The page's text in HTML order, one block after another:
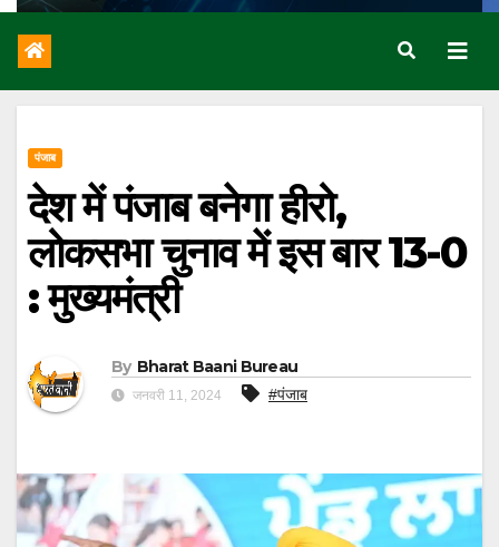
पंजाब
देश में पंजाब बनेगा हीरो,
लोकसभा चुनाव में इस बार 13-0
: मुख्यमंत्री
By Bharat Baani Bureau
जनवरी 11, 2024 #पंजाब